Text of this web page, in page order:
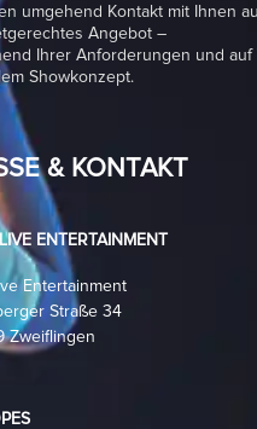
umgehend Kontakt mit Ihnen
Angebot –
Ihrer Anforderungen und auf
Showkonzept.
& KONTAKT
ENTERTAINMENT
Entertainment
Straße 34
Zweiflingen